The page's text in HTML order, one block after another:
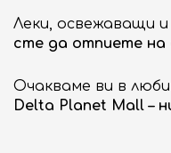
Леки, освежаващи
сте да отпиете на
Очакваме ви в
Delta Planet Mall –
ОБЩИ УСЛОВИЯ
Търговски площи под